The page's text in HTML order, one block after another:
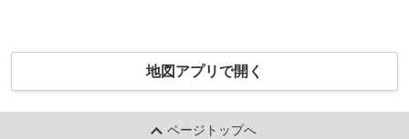
地図アプリで開く
ページトップへ